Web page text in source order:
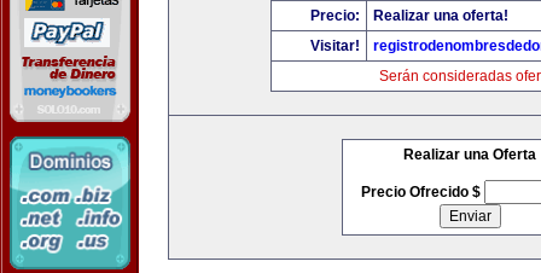
Precio:
Realizar una oferta!
Visitar!
Serán consideradas
Realizar una Oferta
Precio Ofrecido $